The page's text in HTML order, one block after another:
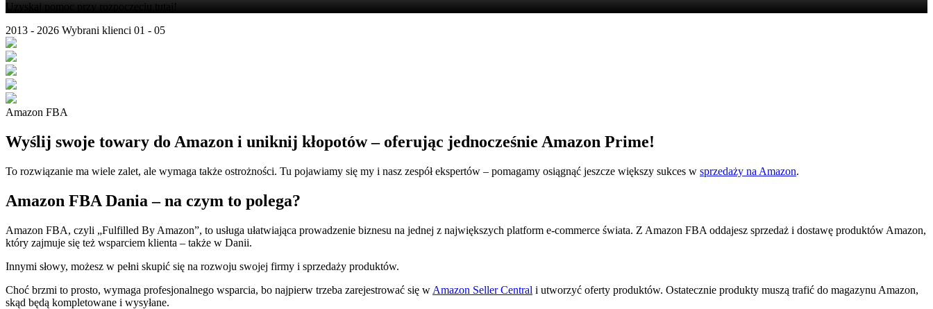
Uzyskaj pomoc przy rozpoczęciu tutaj!
2013 - 2026 Wybrani klienci 01 - 05
Amazon FBA
Wyślij swoje towary do Amazon i uniknij kłopotów – oferując jednocześnie Amazon Prime!
To rozwiązanie ma wiele zalet, ale wymaga także ostrożności. Tu pojawiamy się my i nasz zespół ekspertów – pomagamy osiągnąć jeszcze większy sukces w sprzedaży na Amazon.
Amazon FBA Dania – na czym to polega?
Amazon FBA, czyli „Fulfilled By Amazon”, to usługa ułatwiająca prowadzenie biznesu na jednej z największych platform e-commerce świata. Z Amazon FBA oddajesz sprzedaż i dostawę produktów Amazon,
który zajmuje się też wsparciem klienta – także w Danii.
Innymi słowy, możesz w pełni skupić się na rozwoju swojej firmy i sprzedaży produktów.
Choć brzmi to prosto, wymaga profesjonalnego wsparcia, bo najpierw trzeba zarejestrować się w Amazon Seller Central i utworzyć oferty produktów. Ostatecznie produkty muszą trafić do magazynu Amazon,
skąd będą kompletowane i wysyłane.